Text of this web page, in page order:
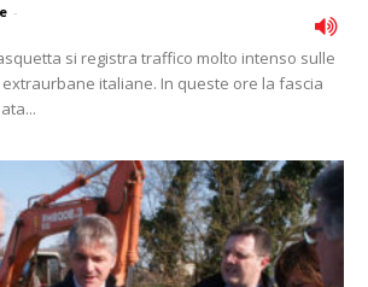
-
si registra traffico molto intenso sulle
italiane. In queste ore la fascia